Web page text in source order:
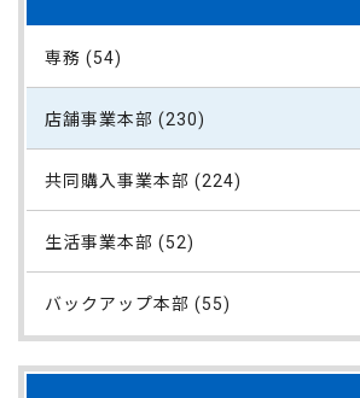
専務 (54)
店舗事業本部 (230)
共同購入事業本部 (224)
生活事業本部 (52)
バックアップ本部 (55)